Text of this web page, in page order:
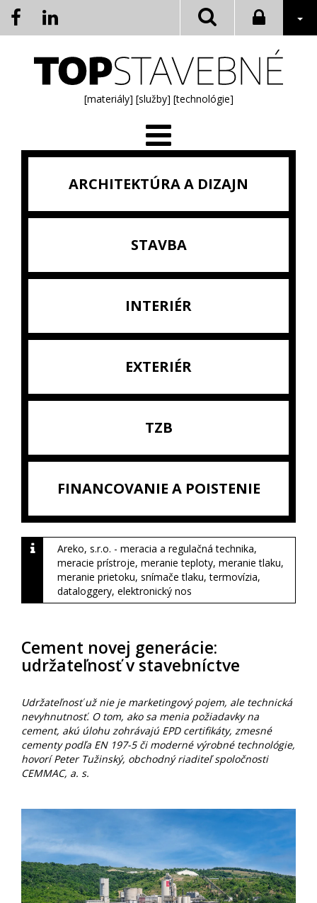
[materiály] [služby] [technológie]
ARCHITEKTÚRA A DIZAJN
STAVBA
INTERIÉR
EXTERIÉR
TZB
FINANCOVANIE A POISTENIE
Areko, s.r.o. - meracia a regulačná technika,
meracie prístroje, meranie teploty, meranie tlaku,
meranie prietoku, snímače tlaku, termovízia,
dataloggery, elektronický nos
Cement novej generácie:
udržateľnosť v stavebníctve
Udržateľnosť už nie je marketingový pojem, ale technická
nevyhnutnosť. O tom, ako sa menia požiadavky na
cement, akú úlohu zohrávajú EPD certifikáty, zmesné
cementy podľa EN 197-5 či moderné výrobné technológie,
hovorí Peter Tužinský, obchodný riaditeľ spoločnosti
CEMMAC, a. s.